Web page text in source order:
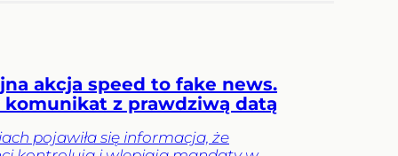
akcja speed to fake news.
komunikat z prawdziwą datą
pojawiła się informacja, że